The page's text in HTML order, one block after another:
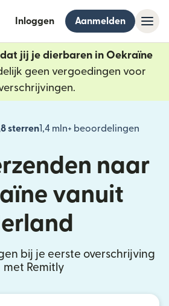
Inloggen Aanmelden
jij je dierbaren in Oekraïne
geen vergoedingen voor
sterren1,4 mln+ beoordelingen
naar
vanuit
Ierland
bij je eerste overschrijving
met Remitly